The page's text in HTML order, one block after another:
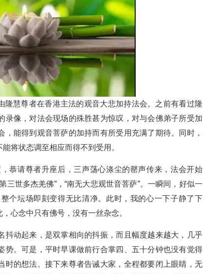
慧尊者在香港主法的观音大悲加持法会。之前有看过隆
录像，对法会现场的殊胜甚为惊叹，对与会佛弟子所受加
能得到观音菩萨的加持而有所受用充满了期待。同时，
将状态调至相应而得不到受用。
恭请尊者升座后，三声荡心涤尘的罄声传来，法会开始
三世多杰羌佛”，“南无大悲观世音菩萨”。一瞬间，好似一
个坛场即刻变得无比清净。此时，我的心一下子静了下
心念中只有佛号，没有一丝杂念。
抖动起来，是双掌相向的抖振，而且幅度越来越大，几乎
势。可是，平时早课做前行合掌四、五十分钟也没有觉得
时的想法。接下来尊者告诫大家，全程都要闭上眼睛，无